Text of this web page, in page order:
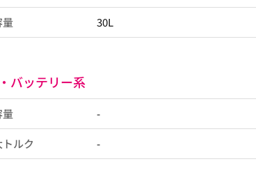
量 30L
バッテリー系
量 -
ルク -